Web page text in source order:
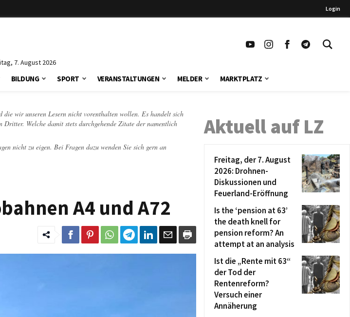
Login
7. August 2026
BILDUNG SPORT VERANSTALTUNGEN MELDER MARKTPLATZ
wir unseren Lesern nicht vorenthalten wollen. Es handelt sich
Welche damit stets durchgehende Zitate der namentlich
nicht zu eigen. Bei Fragen dazu wenden Sie sich gern an
A4 und A72
Aktuell auf LZ
Freitag, der 7. August
2026: Drohnen-
Diskussionen und
Feuerland-Eröffnung
Is the ‘pension at 63’
the death knell for
pension reform? An
attempt at an analysis
Ist die „Rente mit 63“
der Tod der
Rentenreform?
Versuch einer
Annäherung